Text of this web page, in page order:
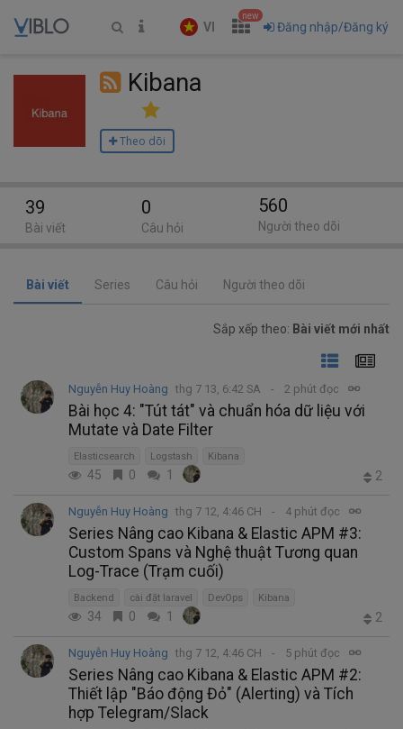
VI
new
Đăng nhập/Đăng ký
Kibana
Theo dõi
Bài viết Series Câu hỏi Người theo dõi
Sắp xếp theo: Bài viết mới nhất
Nguyễn Huy Hoàng thg 7 13, 6:42 SA 2 phút đọc
Bài học 4: "Tút tát" và chuẩn hóa dữ liệu với
Mutate và Date Filter
Elasticsearch Logstash Kibana
45 0 1 2
Nguyễn Huy Hoàng thg 7 12, 4:46 CH 4 phút đọc
Series Nâng cao Kibana & Elastic APM #3:
Custom Spans và Nghệ thuật Tương quan
Log-Trace (Trạm cuối)
Backend cài đặt laravel DevOps Kibana
34 0 1 2
Nguyễn Huy Hoàng thg 7 12, 4:46 CH 5 phút đọc
Series Nâng cao Kibana & Elastic APM #2:
Thiết lập "Báo động Đỏ" (Alerting) và Tích
hợp Telegram/Slack
39
Bài viết
0
Câu hỏi
560
Người theo dõi